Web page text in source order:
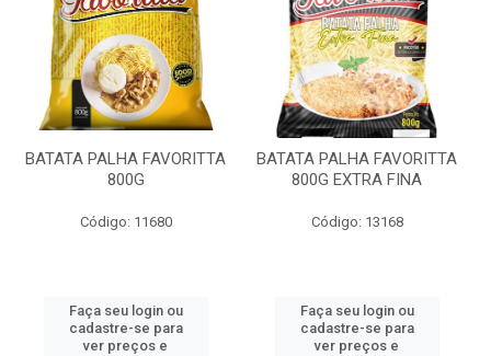
BATATA PALHA FAVORITTA
800G
Código: 11680
Faça seu login ou
cadastre-se para
ver preços e
BATATA PALHA FAVORITTA
800G EXTRA FINA
Código: 13168
Faça seu login ou
cadastre-se para
ver preços e